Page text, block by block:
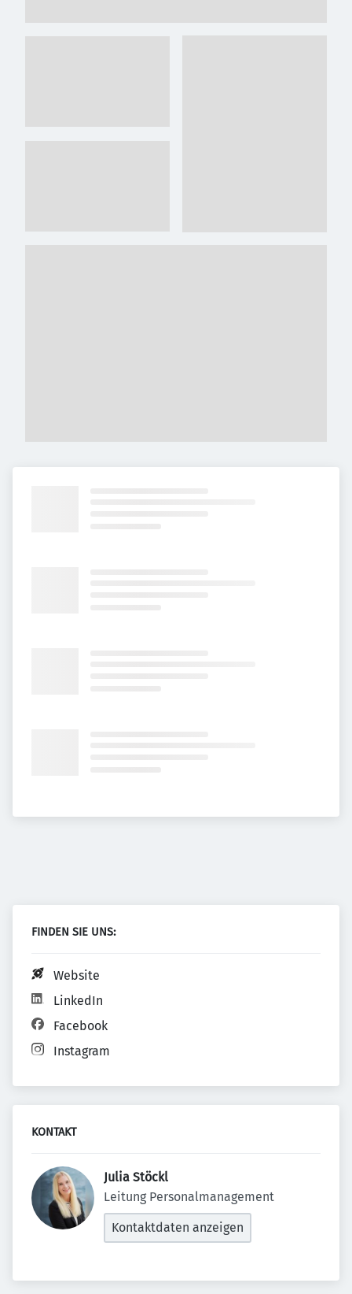
FINDEN SIE UNS:
Website
LinkedIn
Facebook
Instagram
KONTAKT
Julia Stöckl
Leitung Personalmanagement
Kontaktdaten anzeigen